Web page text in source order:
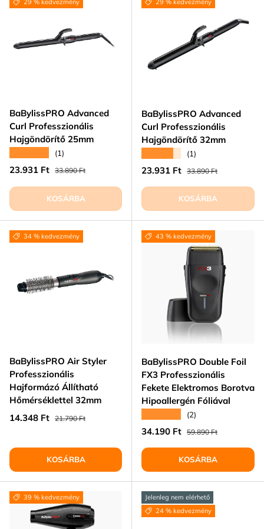
BaBylissPRO Advanced
Curl Professzionális
Hajgöndörítő 25mm
(1)
Eladási ár
23.931 Ft Normál ár
33.890 Ft
KOSÁRBA
BaBylissPRO Advanced
Curl Professzionális
Hajgöndörítő 32mm
(1)
Eladási ár
23.931 Ft Normál ár
33.890 Ft
KOSÁRBA
34 % kedvezmény
BaBylissPRO Air Styler
Professzionális
Hajformázó Állítható
Hőmérséklettel 32mm
Eladási ár
14.348 Ft Normál ár
21.790 Ft
KOSÁRBA
43 % kedvezmény
BaBylissPRO Double Foil
FX3 Professzionális
Fekete Elektromos Borotva
Hipoallergén Fóliával
(2)
Eladási ár
34.190 Ft Normál ár
59.890 Ft
KOSÁRBA
39 % kedvezmény
Jelenleg nem elérhető
24 % kedvezmény